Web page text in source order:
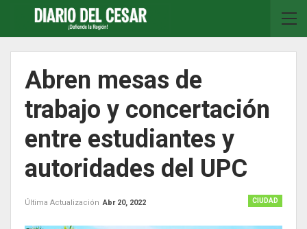
Abren mesas de
trabajo y concertación
entre estudiantes y
autoridades del UPC
CIUDAD
Última Actualización Abr 20, 2022